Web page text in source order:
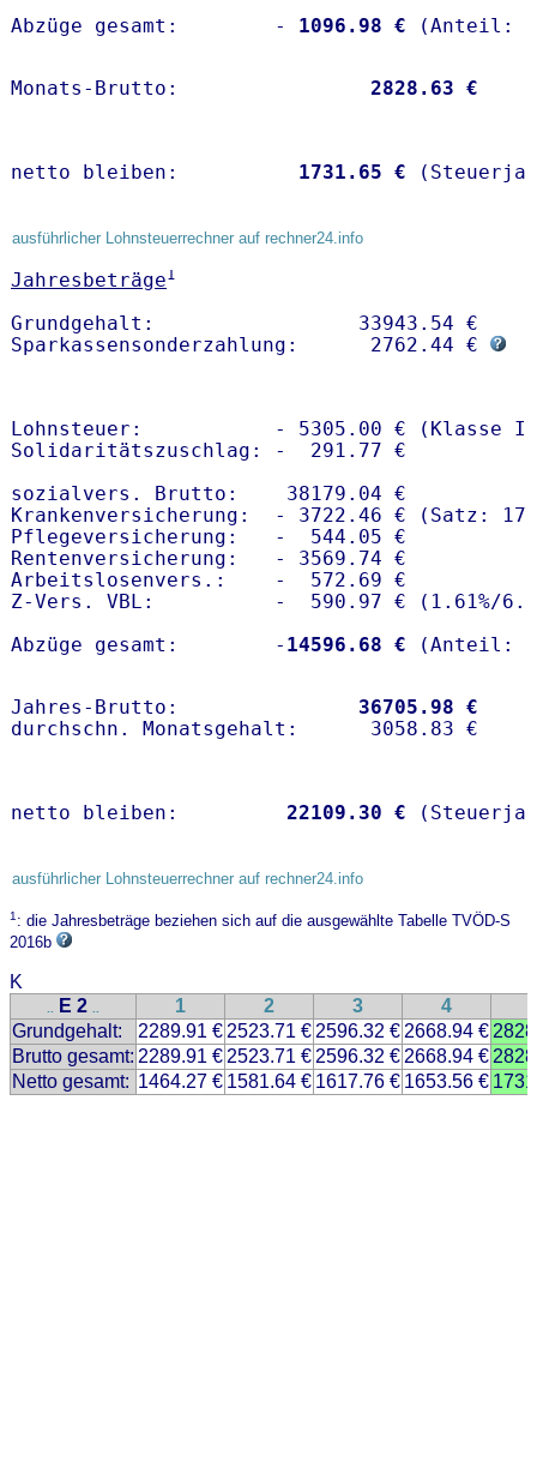
Abzüge gesamt:        -
1096.98 €
Monats-Brutto: 2828.63 €
netto bleiben: 1731.65 €
ausführlicher Lohnsteuerrechner auf rechner24.info
Jahresbeträge1
Grundgehalt:                 33943.54 €
Sparkassensonderzahlung:      2762.44 €
Lohnsteuer:           - 5305.00 € (Klasse I)
Solidaritätszuschlag: -  291.77 €
sozialvers. Brutto:    38179.04 €
Krankenversicherung:  - 3722.46 € (Satz:
Pflegeversicherung:   -  544.05 €
Rentenversicherung:   - 3569.74 €
Arbeitslosenvers.:    -  572.69 €
Z-Vers. VBL:          -  590.97 € ( 1.61%/
Abzüge gesamt:        - 14596.68 €
Jahres-Brutto: 36705.98 €
netto bleiben: 22109.30 €
ausführlicher Lohnsteuerrechner auf rechner24.info
1: die Jahresbeträge beziehen sich auf die ausgewählte Tabelle TVÖD-S
2016b
K
.. E 2 .. 1 2 3 4
Grundgehalt:
2289.91 € 2523.71 € 2596.32 € 2668.94 €
Brutto gesamt: 2289.91 € 2523.71 € 2596.32 € 2668.94 €
Netto gesamt: 1464.27 € 1581.64 € 1617.76 € 1653.56 €